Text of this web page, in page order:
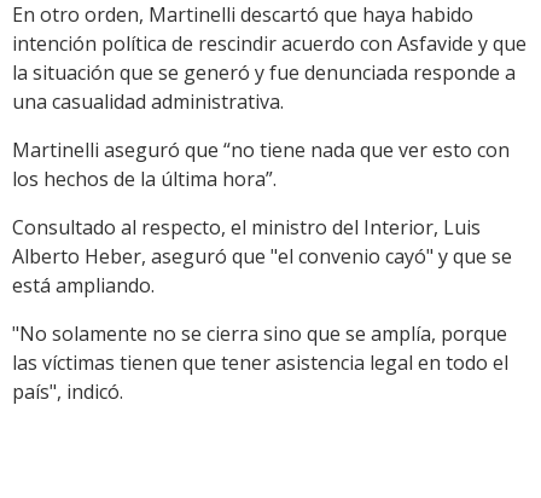
En otro orden, Martinelli descartó que haya habido
intención política de rescindir acuerdo con Asfavide y que
la situación que se generó y fue denunciada responde a
una casualidad administrativa.
Martinelli aseguró que “no tiene nada que ver esto con
los hechos de la última hora”.
Consultado al respecto, el ministro del Interior, Luis
Alberto Heber, aseguró que "el convenio cayó" y que se
está ampliando.
"No solamente no se cierra sino que se amplía, porque
las víctimas tienen que tener asistencia legal en todo el
país", indicó.